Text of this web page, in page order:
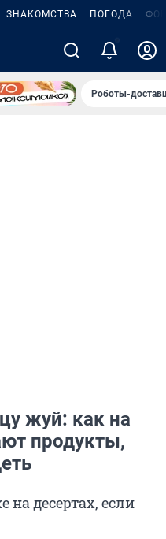
ЗНАКОМСТВА ПОГОДА
Роботы-
жуй: как на
продукты,
на десертах, если